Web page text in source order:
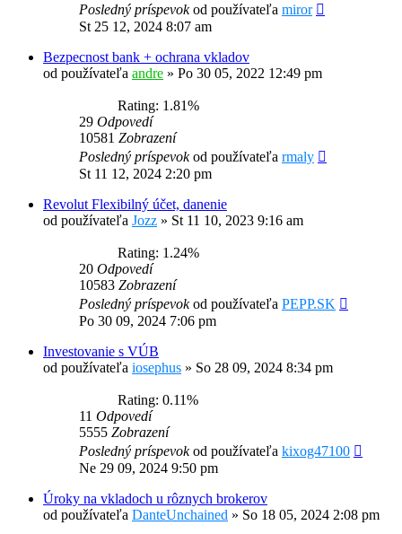
Posledný príspevokod používateľa miror
St 25 12, 2024 8:07 am
Bezpecnost bank + ochrana vkladov
od používateľa andre » Po 30 05, 2022 12:49 pm
Rating: 1.81%
29 Odpovedí
10581 Zobrazení
Posledný príspevokod používateľa rmaly
St 11 12, 2024 2:20 pm
Revolut Flexibilný účet, danenie
od používateľa Jozz » St 11 10, 2023 9:16 am
Rating: 1.24%
20 Odpovedí
10583 Zobrazení
Posledný príspevokod používateľa PEPP.SK
Po 30 09, 2024 7:06 pm
Investovanie s VÚB
od používateľa iosephus » So 28 09, 2024 8:34 pm
Rating: 0.11%
11 Odpovedí
5555 Zobrazení
Posledný príspevokod používateľa kixog47100
Ne 29 09, 2024 9:50 pm
Úroky na vkladoch u rôznych brokerov
od používateľa DanteUnchained » So 18 05, 2024 2:08 pm